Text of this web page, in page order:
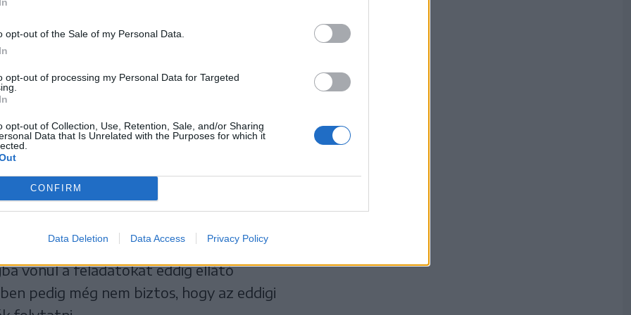
opt-out of the Sale of my Personal Data.
opt-out of processing my Personal Data for Targeted
opt-out of Collection, Use, Retention, Sale, and/or Sharing
Data that Is Unrelated with the Purposes for which it
CONFIRM
Data Deletion Data Access Privacy Policy
körzetben nem lesz gond a helyek
többsége
eddigi tevékenységét.
Állategészségügyi és Élelmiszer-biztonsági
elmondta, információi szerint
ahol átmenetileg nem lesz körzeti
vonul a feladatokat eddig ellátó
pedig még nem biztos, hogy az eddigi